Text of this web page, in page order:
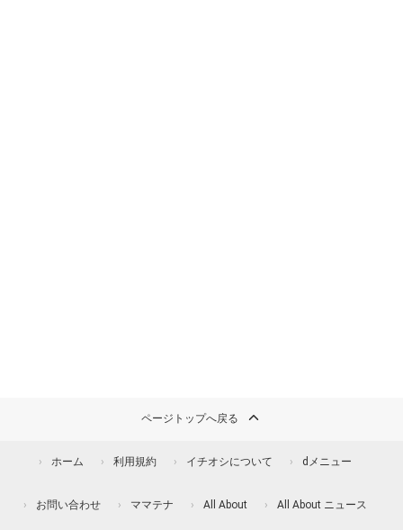
ページトップへ戻る
ホーム 利用規約 イチオシについて dメニュー
お問い合わせ ママテナ All About All About ニュース